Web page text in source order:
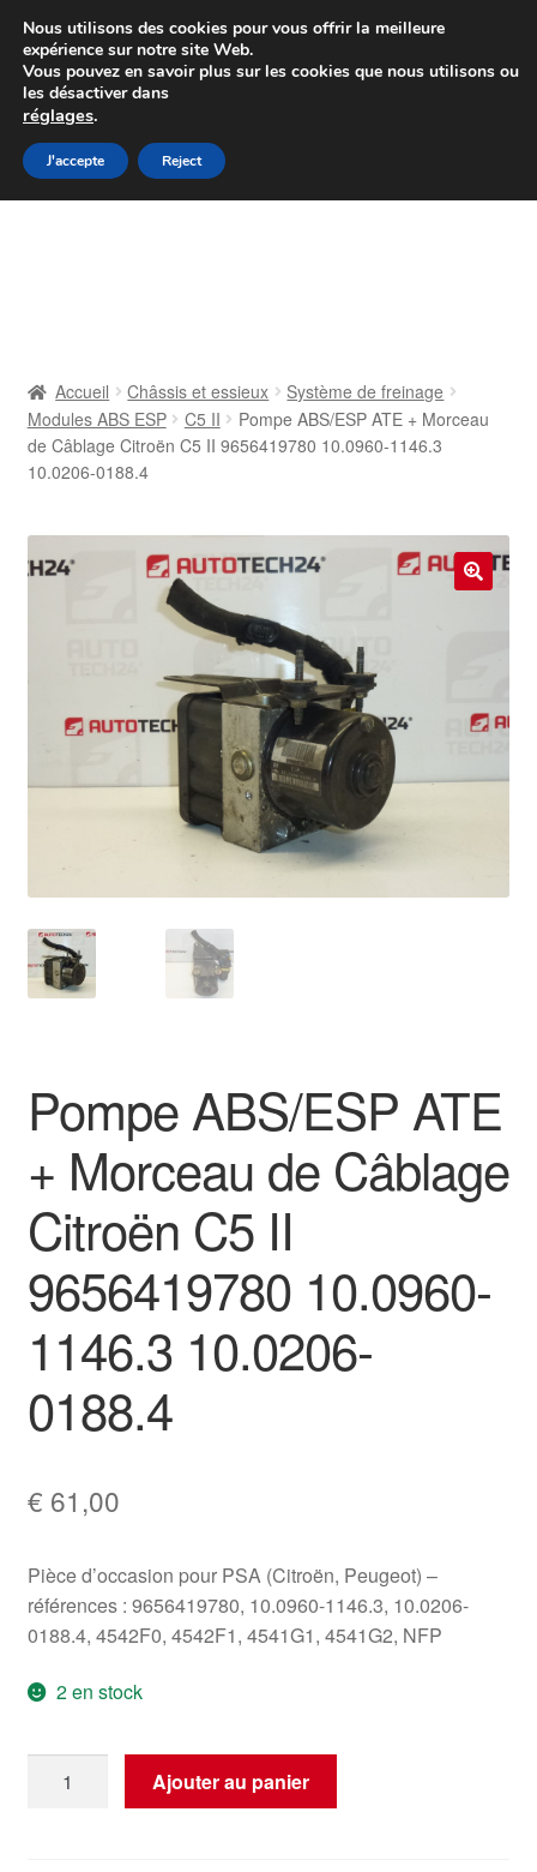
Colissimo livraison à partir de 7 EUR
Du lundi au vendredi de 9 h à 16 h
Aller
à
Aller
au
Contact
Livraison internationale
Paiements
Panier
Politique de confidentialité
Procédure de Réclamation
Termes et conditions
Accueil Châssis et essieux
Système de freinage
Modules ABS ESP
C5 II
Pompe ABS/ESP ATE + Morceau
de Câblage Citroën C5 II 9656419780 10.0960-1146.3
10.0206-0188.4
Pompe ABS/ESP ATE
+ Morceau de Câblage
Citroën C5 II
9656419780 10.0960-
1146.3 10.0206-
0188.4
€ 61,00
Pièce d’occasion pour PSA (Citroën, Peugeot) –
références : 9656419780, 10.0960-1146.3, 10.0206-
0188.4, 4542F0, 4542F1, 4541G1, 4541G2, NFP
2 en stock
Ajouter au panier
Nous utilisons des cookies pour vous offrir la meilleure
expérience sur notre site Web.
Vous pouvez en savoir plus sur les cookies que nous utilisons ou
les désactiver dans
réglages.
J'accepte Reject